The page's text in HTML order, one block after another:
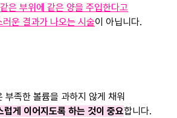
같은 부위에 같은 양을 주입한다고
운 결과가 나오는 시술이 아닙니다.
부족한 볼륨을 과하지 않게 채워
럽게 이어지도록 하는 것이 중요합니다.